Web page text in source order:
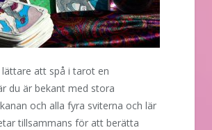
att spå i tarot en
du är bekant med stora
och alla fyra sviterna och lär
tillsammans för att berätta